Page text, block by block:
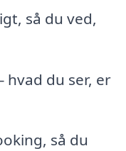
så du ved,
hvad du ser, er
så du